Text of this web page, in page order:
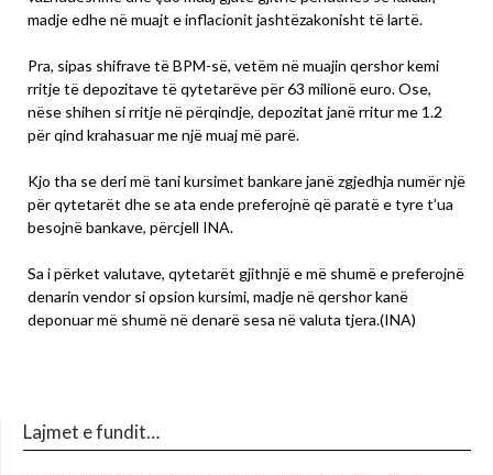
madje edhe në muajt e inflacionit jashtëzakonisht të lartë.
Pra, sipas shifrave të BPM-së, vetëm në muajin qershor kemi
rritje të depozitave të qytetarëve për 63 milionë euro. Ose,
nëse shihen si rritje në përqindje, depozitat janë rritur me 1.2
për qind krahasuar me një muaj më parë.
Kjo tha se deri më tani kursimet bankare janë zgjedhja numër një
për qytetarët dhe se ata ende preferojnë që paratë e tyre t’ua
besojnë bankave, përcjell INA.
Sa i përket valutave, qytetarët gjithnjë e më shumë e preferojnë
denarin vendor si opsion kursimi, madje në qershor kanë
deponuar më shumë në denarë sesa në valuta tjera.(INA)
Lajmet e fundit…